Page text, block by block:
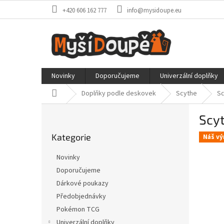
+420 606 162 777 info@mysidoupe.eu
Novinky Doporučujeme Univerzální doplňky
Domů Doplňky podle deskovek Scythe
kategorie
Kategorie
Novinky
Doporučujeme
Dárkové poukazy
Předobjednávky
Pokémon TCG
Náš